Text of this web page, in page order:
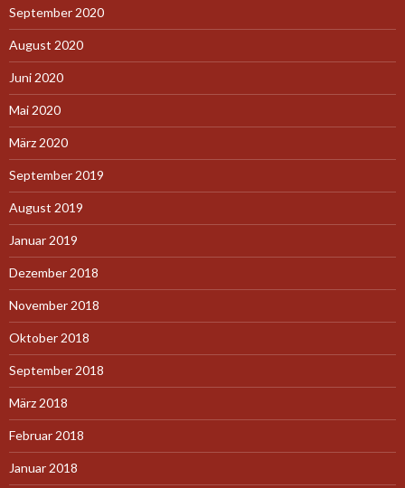
September 2020
August 2020
Juni 2020
Mai 2020
März 2020
September 2019
August 2019
Januar 2019
Dezember 2018
November 2018
Oktober 2018
September 2018
März 2018
Februar 2018
Januar 2018